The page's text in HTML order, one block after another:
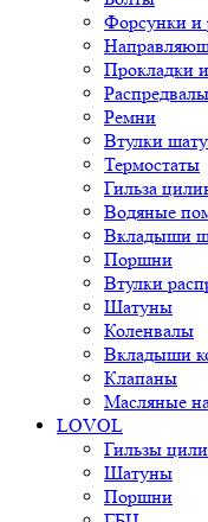
Форсунки и
Прокладки
Распредвалы
Ремни
Втулки
Термостаты
Гильза
Водяные
Вкладыши
Поршни
Втулки
Шатуны
Коленвалы
Вкладыши
Клапаны
Масляные
LOVOL
Гильзы
Шатуны
Поршни